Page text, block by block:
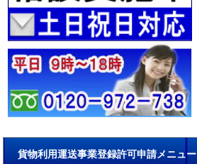
貨物利用運送事業登録許可申請メニュー